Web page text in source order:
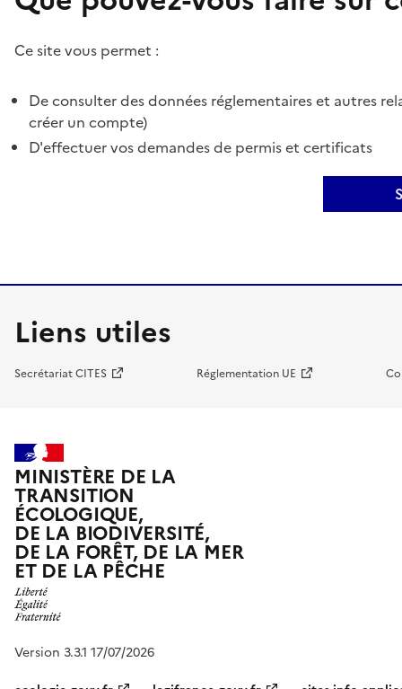
Ce site vous permet :
De consulter des données réglementaires et autres
créer un compte)
D'effectuer vos demandes de permis et certificats
Liens utiles
Secrétariat CITES Réglementation UE
MINISTÈRE DE LA
TRANSITION
ÉCOLOGIQUE,
DE LA BIODIVERSITÉ,
DE LA FORÊT, DE LA MER
ET DE LA PÊCHE
Version 3.3.1 17/07/2026